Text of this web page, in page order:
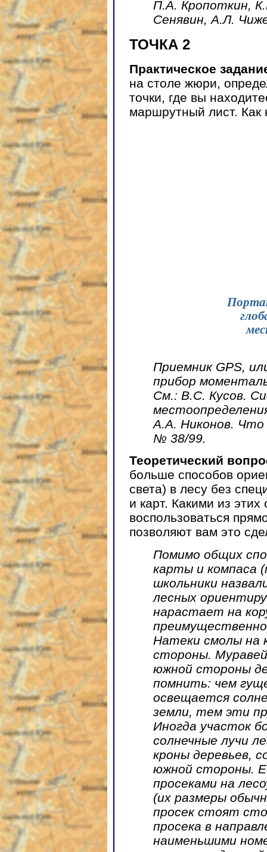
П.А. Кропоткин,
Сенявин, А.Л.
ТОЧКА 2
Практическое
на столе жюри,
точки, где вы
маршрутный лист. Как
Приемник GPS,
прибор
См.: В.С. Кусов.
А.А. Никонов. Что
№ 38/99.
Теоретический
больше способов
света) в лесу без
и карт. Какими из
воспользоваться
позволяют вам это
Помимо общих
карты и компаса
школьники
лесных
нарастает на
Натеки смолы на
стороны.
южной стороны
помнить: чем
освещается
земли, тем эти
Иногда участок
солнечные лучи
кроны деревьев,
южной стороны.
просеками на
(их размеры
просек стоят
просека в
наименьшими